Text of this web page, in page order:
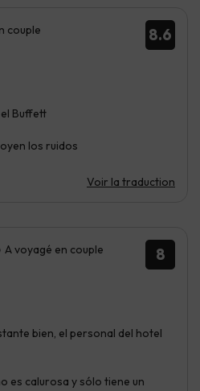
8.6
couple
Buffett
los ruidos
Voir la traduction
8
A voyagé en couple
bien, el personal del hotel
es calurosa y sólo tiene un